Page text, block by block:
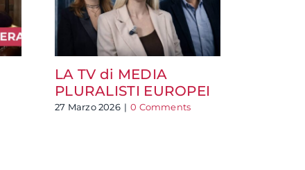
LA TV di MEDIA
PLURALISTI EUROPEI
27 Marzo 2026 | 0 Comments